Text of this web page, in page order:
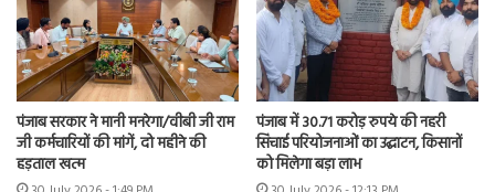
पंजाब सरकार ने मानी मनरेगा/वीबी जी राम
जी कर्मचारियों की मांगें, दो महीने की
हड़ताल खत्म
पंजाब में 30.71 करोड़ रुपये की नहरी
सिंचाई परियोजनाओं का उद्घाटन, किसानों
को मिलेगा बड़ा लाभ